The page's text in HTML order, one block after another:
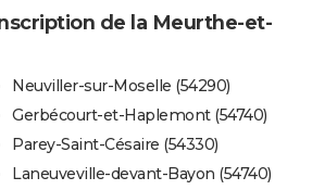
de la Meurthe-et-
Neuviller-sur-Moselle (54290)
Gerbécourt-et-Haplemont (54740)
Parey-Saint-Césaire (54330)
Laneuveville-devant-Bayon (54740)